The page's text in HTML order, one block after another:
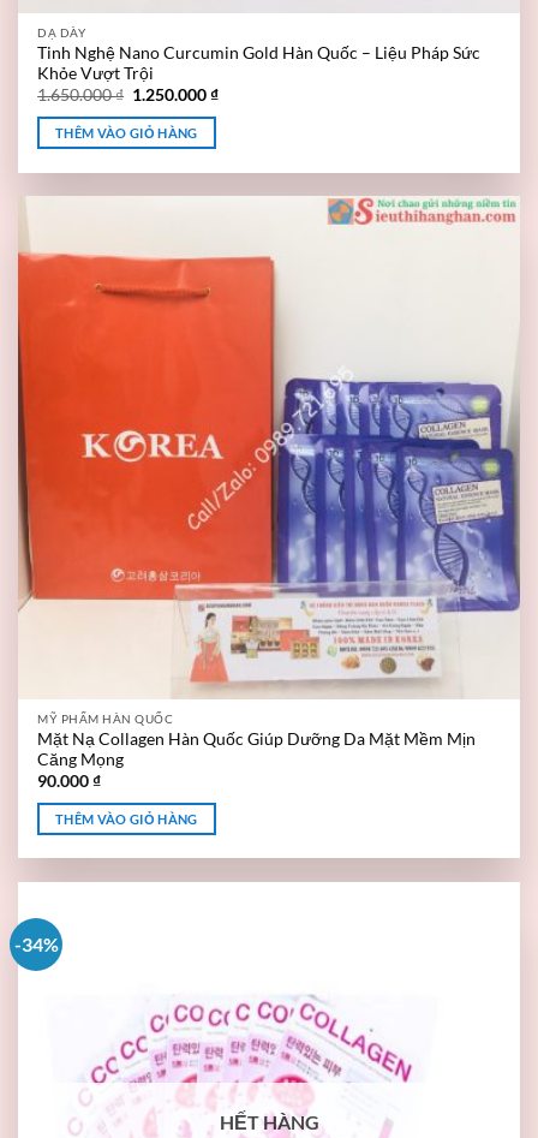
DẠ DÀY
Tinh Nghệ Nano Curcumin Gold Hàn Quốc – Liệu Pháp Sức
Khỏe Vượt Trội
1.650.000₫ 1.250.000₫
THÊM VÀO GIỎ HÀNG
MỸ PHẨM HÀN QUỐC
Mặt Nạ Collagen Hàn Quốc Giúp Dưỡng Da Mặt Mềm Mịn
Căng Mọng
90.000₫
THÊM VÀO GIỎ HÀNG
-34%
HẾT HÀNG